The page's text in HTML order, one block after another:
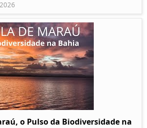
o Pulso da Biodiversidade na